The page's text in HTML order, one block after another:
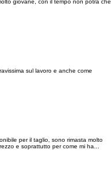
giovane, con il tempo non potrà che
sul lavoro e anche come
per il taglio, sono rimasta molto
e soprattutto per come mi ha...